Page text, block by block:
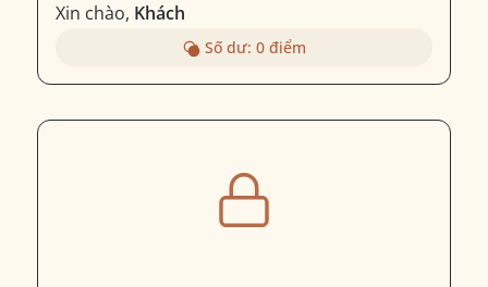
Xin chào, Khách
Số dư: 0điểm